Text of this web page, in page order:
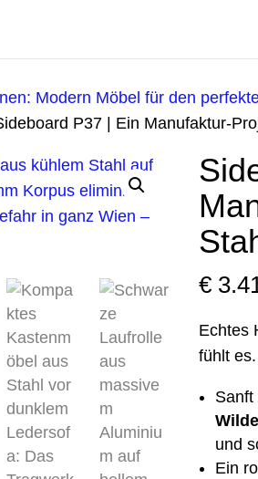
Modern Möbel für den
P37 | Ein Manufaktur-
€
Echtes
fühlt es.
Sanft
und
Ein